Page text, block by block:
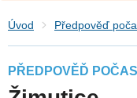
Úvod Předpověď
PŘEDPOVĚĎ POČASÍ